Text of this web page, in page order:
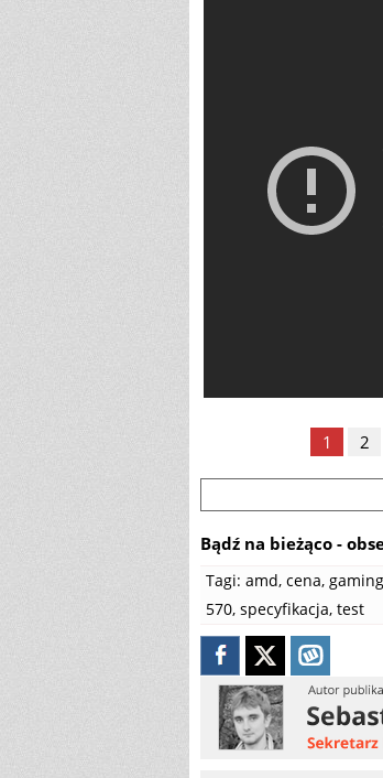
1 2
Bądź na bieżąco -
Tagi: amd, cena,
570, specyfikacja, test